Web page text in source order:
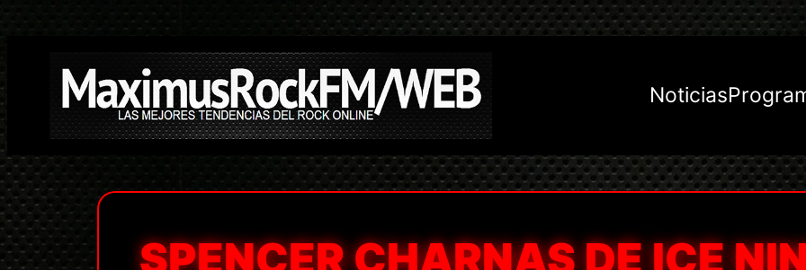
contenido
Noticias
SPENCER CHARNAS DE ICE